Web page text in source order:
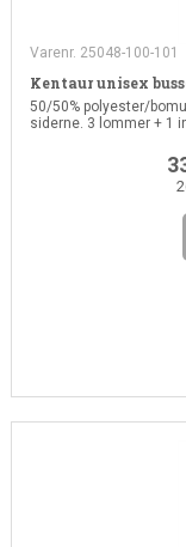
Varenr. 25048-100-101
Kentaur unisex
50/50% polyester/
siderne. 3 lommer + 1